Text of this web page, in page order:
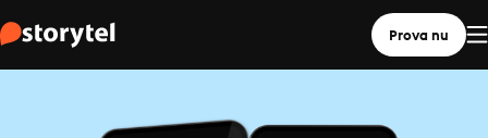
Prova nu